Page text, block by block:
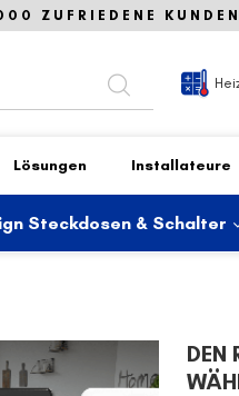
ZUFRIEDENE
Lösungen Installateure
Steckdosen & Schalter
DEN